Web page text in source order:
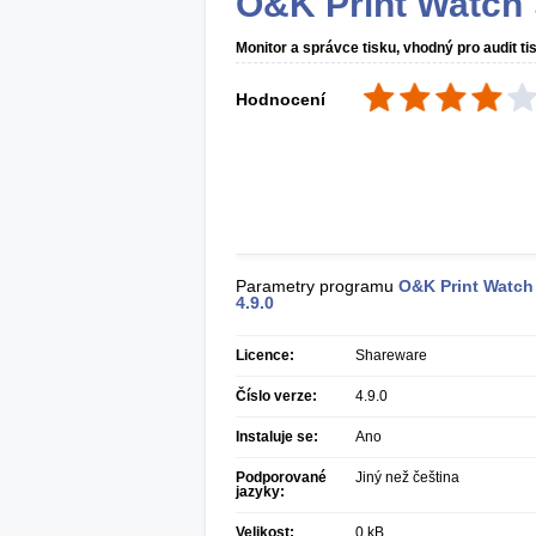
Monitor a správce tisku, vhodný pro audit
Hodnocení
Parametry programu O&K Print Watch
4.9.0
Licence: Shareware
Číslo verze: 4.9.0
Instaluje se: Ano
Podporované
jazyky:
Jiný než čeština
Velikost: 0 kB